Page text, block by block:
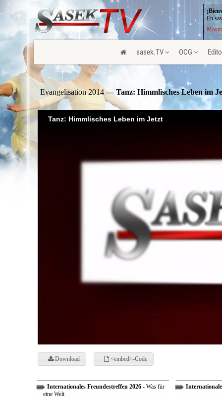
sasek.TV OCG
En
Evangelisation 2014— Tanz: Himmlisches Leben im
Tanz: Himmlisches Leben im Jetzt
Download <embed>-Code
Internationales Freundestreffen 2026- Was für
eine Welt